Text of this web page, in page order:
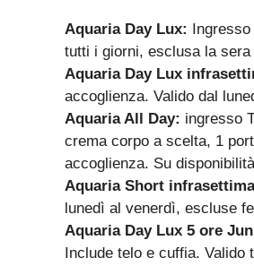
Aquaria Day Lux:
tutti i giorni, esclusa la sera
Aquaria Day Lux
accoglienza. Valido dal
Aquaria All Day: ingresso
crema corpo a scelta, 1
accoglienza. Su
Aquaria Short
lunedì al venerdì, escluse
Aquaria Day Lux 5 ore
Include telo e cuffia.